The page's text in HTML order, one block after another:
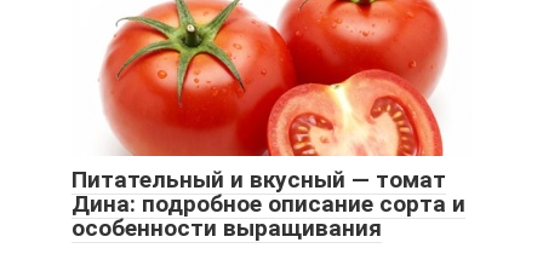
Питательный и вкусный — томат
Дина: подробное описание сорта и
особенности выращивания